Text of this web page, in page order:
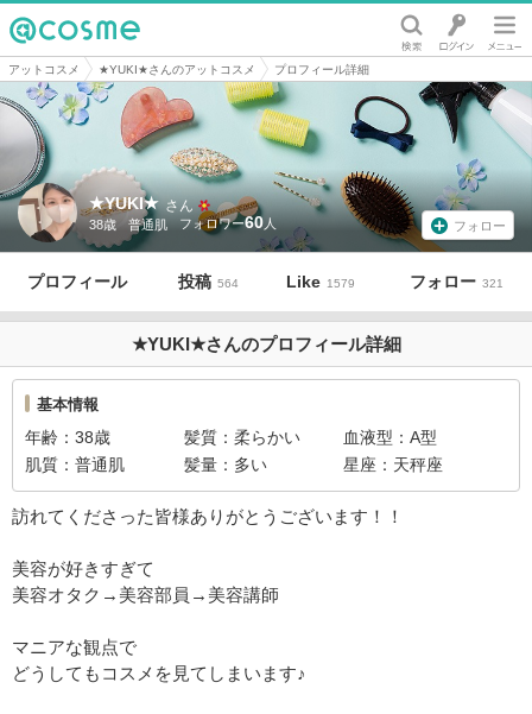
@cosme
アットコスメ ★YUKI★さんのアットコスメ プロフィール詳細
★YUKI★ さん
38歳 普通肌 60 フォロー
プロフィール 投稿 564 Like 1579 フォロー 321
★YUKI★さんのプロフィール詳細
基本情報
年齢 38歳 髪質 柔らかい 血液型
A型
肌質
普通肌 髪量 多い 星座 天秤座
訪れてくださった皆様ありがとうございます！！
美容が好きすぎて
美容オタク→美容部員→美容講師
マニアな観点で
どうしてもコスメを見てしまいます♪